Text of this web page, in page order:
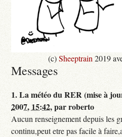
(c)Sheeptrain 2019
Messages
1.La météo du RER (mise à
2007, 15:42,parroberto
Aucun renseignement depuis les
continu,peut etre pas facile à